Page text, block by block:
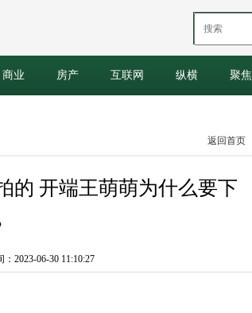
商业 房产 互联网 纵横 聚焦
返回首页
的 开端王萌萌为什么要下
2023-06-30 11:10:27